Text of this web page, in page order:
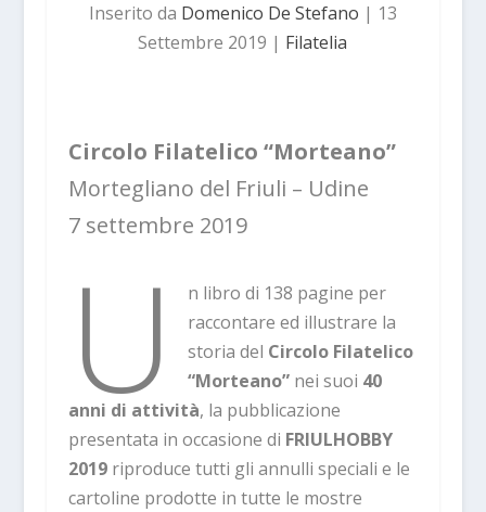
Inserito da Domenico De Stefano | 13
Settembre 2019 | Filatelia
Circolo Filatelico “Morteano”
Mortegliano del Friuli – Udine
7 settembre 2019
U
n libro di 138 pagine per
raccontare ed illustrare la
storia del Circolo Filatelico
“Morteano” nei suoi 40
anni di attività, la pubblicazione
presentata in occasione di FRIULHOBBY
2019riproduce tutti gli annulli speciali e le
cartoline prodotte in tutte le mostre